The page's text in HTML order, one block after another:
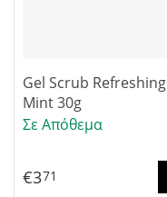
Gel Scrub Refreshing
Mint 30g
Σε Απόθεμα
€371